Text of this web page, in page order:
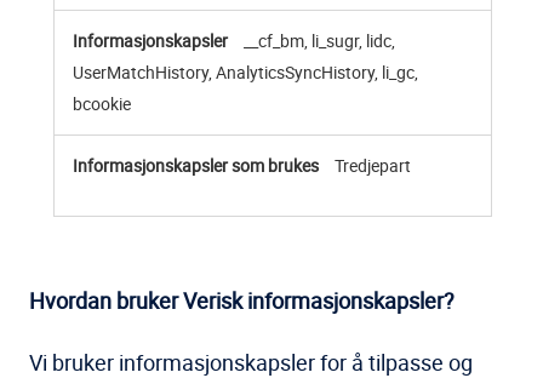
__cf_bm, li_sugr, lidc,
UserMatchHistory, AnalyticsSyncHistory, li_gc,
bcookie
Tredjepart
Hvordan bruker Verisk informasjonskapsler?
Vi bruker informasjonskapsler for å tilpasse og